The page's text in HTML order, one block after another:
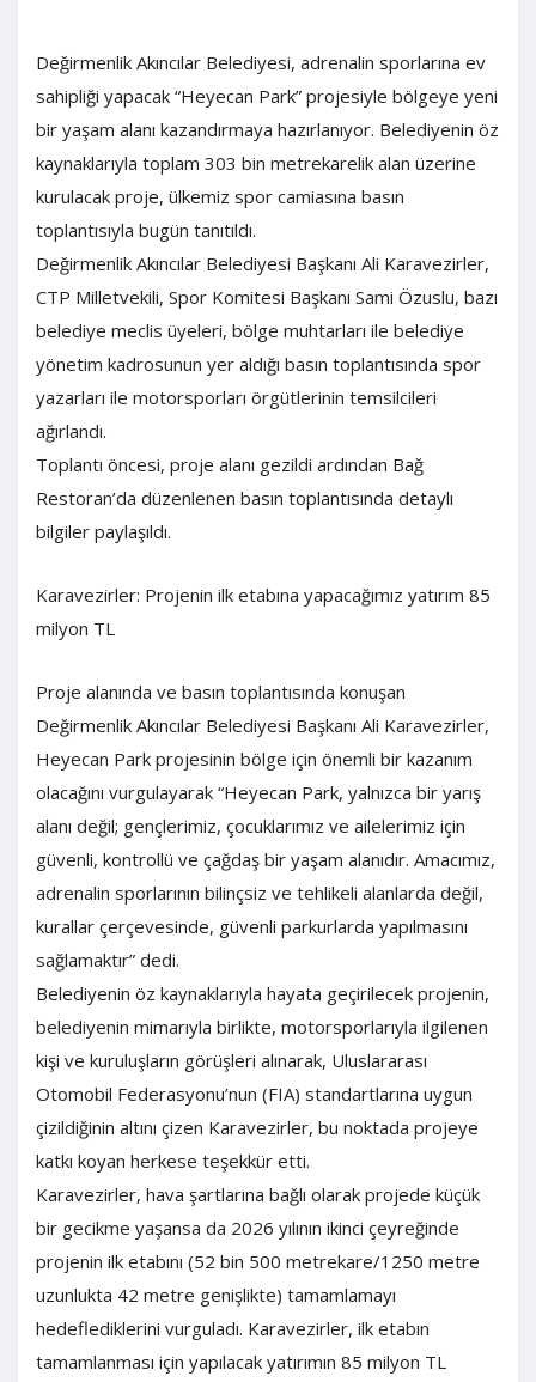
Değirmenlik Akıncılar Belediyesi, adrenalin sporlarına ev
sahipliği yapacak “Heyecan Park” projesiyle bölgeye yeni
bir yaşam alanı kazandırmaya hazırlanıyor. Belediyenin öz
kaynaklarıyla toplam 303 bin metrekarelik alan üzerine
kurulacak proje, ülkemiz spor camiasına basın
toplantısıyla bugün tanıtıldı.
Değirmenlik Akıncılar Belediyesi Başkanı Ali Karavezirler,
CTP Milletvekili, Spor Komitesi Başkanı Sami Özuslu, bazı
belediye meclis üyeleri, bölge muhtarları ile belediye
yönetim kadrosunun yer aldığı basın toplantısında spor
yazarları ile motorsporları örgütlerinin temsilcileri
ağırlandı.
Toplantı öncesi, proje alanı gezildi ardından Bağ
Restoran’da düzenlenen basın toplantısında detaylı
bilgiler paylaşıldı.
Karavezirler: Projenin ilk etabına yapacağımız yatırım 85
milyon TL
Proje alanında ve basın toplantısında konuşan
Değirmenlik Akıncılar Belediyesi Başkanı Ali Karavezirler,
Heyecan Park projesinin bölge için önemli bir kazanım
olacağını vurgulayarak “Heyecan Park, yalnızca bir yarış
alanı değil; gençlerimiz, çocuklarımız ve ailelerimiz için
güvenli, kontrollü ve çağdaş bir yaşam alanıdır. Amacımız,
adrenalin sporlarının bilinçsiz ve tehlikeli alanlarda değil,
kurallar çerçevesinde, güvenli parkurlarda yapılmasını
sağlamaktır” dedi.
Belediyenin öz kaynaklarıyla hayata geçirilecek projenin,
belediyenin mimarıyla birlikte, motorsporlarıyla ilgilenen
kişi ve kuruluşların görüşleri alınarak, Uluslararası
Otomobil Federasyonu’nun (FIA) standartlarına uygun
çizildiğinin altını çizen Karavezirler, bu noktada projeye
katkı koyan herkese teşekkür etti.
Karavezirler, hava şartlarına bağlı olarak projede küçük
bir gecikme yaşansa da 2026 yılının ikinci çeyreğinde
projenin ilk etabını (52 bin 500 metrekare/1250 metre
uzunlukta 42 metre genişlikte) tamamlamayı
hedeflediklerini vurguladı. Karavezirler, ilk etabın
tamamlanması için yapılacak yatırımın 85 milyon TL